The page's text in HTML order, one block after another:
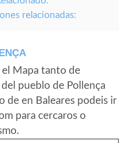
relacionadas:
Mapa tanto de
pueblo de Pollença
de en Baleares podeis ir
para cercaros o